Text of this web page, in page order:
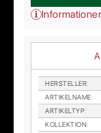
HER­STEL­LER:
AR­TI­KEL­NA­ME:
AR­TI­KEL­TYP:
KOL­LEK­TI­ON: